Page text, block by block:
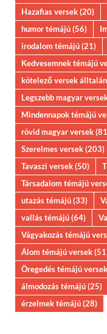
Hazafias versek(20)
humor témájú(56)
irodalom témájú(21)
Kedvesemnek témájú
kötelező versek
Legszebb magyar
Mindennapok témájú
rövid magyar versek
Szerelmes versek(203)
Tavaszi versek(50)
Társadalom témájú
utazás témájú(33)
vallás témájú(64)
Vágyakozás témájú
Álom témájú versek
Öregedés témájú versek
álmodozás témájú(25)
érzelmek témájú(28)